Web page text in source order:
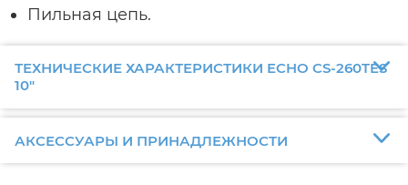
Пильная цепь.
ТЕХНИЧЕСКИЕ ХАРАКТЕРИСТИКИ ECHO CS-260TES
10"
АКСЕССУАРЫ И ПРИНАДЛЕЖНОСТИ